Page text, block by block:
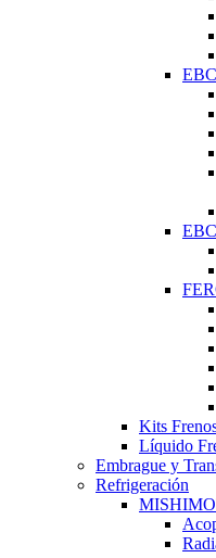
Kits
Líquido
Embrague y
Refrigeración